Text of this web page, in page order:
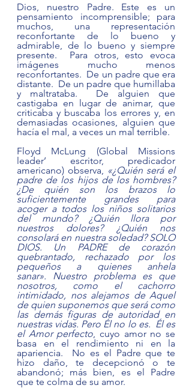
Dios, nuestro Padre. Este es un
pensamiento incomprensible; para
muchos, una representación
reconfortante de lo bueno y
admirable, de lo bueno y siempre
presente.  Para otros, esto evoca
imágenes mucho menos
reconfortantes.  De un padre que era
distante.  De un padre que humillaba
y maltrataba.  De alguien que
castigaba en lugar de animar, que
criticaba y buscaba los errores y, en
demasiadas ocasiones, alguien que
hacía el mal, a veces un mal terrible.
Floyd McLung (Global Missions
leader’ escritor, predicador
americano) observa,
«¿Quién será el
padre de los hijos de los hombres?
¿De quién son los brazos lo
suficientemente grandes para
acoger a todos los niños solitarios
del mundo? ¿Quién llora por
nuestros dolores? ¿Quién nos
consolará en nuestra soledad? SOLO
DIOS. Un PADRE de corazón
quebrantado, rechazado por los
pequeños a quienes anhela
sanar».
Nuestro problema es que
nosotros, como el cachorro
intimidado, nos alejamos de Aquel
de quien suponemos que será como
las demás figuras de autoridad en
nuestras vidas. Pero Él no lo es.  Él es
el Amor perfecto , cuyo amor no se
basa en el rendimiento ni en la
apariencia.  No es el Padre que te
hizo daño, te decepcionó o te
abandonó; más bien, es el Padre
que te colma de su amor.